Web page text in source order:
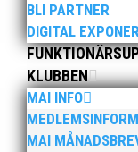
BLI PARTNER
DIGITAL
KLUBBEN
MAI INFO
MAI
Nu är